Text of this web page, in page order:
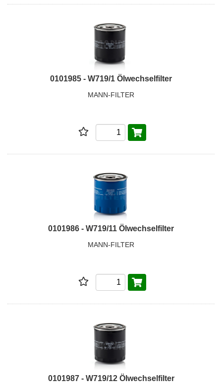
0101985 - W719/1 Ölwechselfilter
MANN-FILTER
0101986 - W719/11 Ölwechselfilter
MANN-FILTER
0101987 - W719/12 Ölwechselfilter